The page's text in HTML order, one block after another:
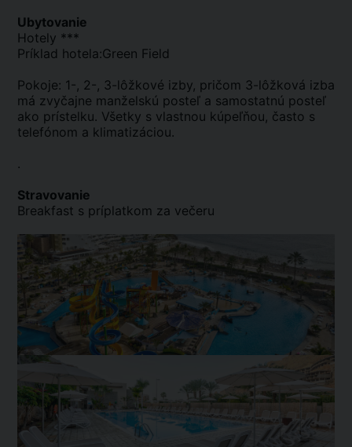
Ubytovanie
Hotely ***
Príklad hotela:Green Field
Pokoje: 1-, 2-, 3-lôžkové izby, pričom 3-lôžková izba
má zvyčajne manželskú posteľ a samostatnú posteľ
ako prístelku. Všetky s vlastnou kúpeľňou, často s
telefónom a klimatizáciou.
.
Stravovanie
Breakfast s príplatkom za večeru